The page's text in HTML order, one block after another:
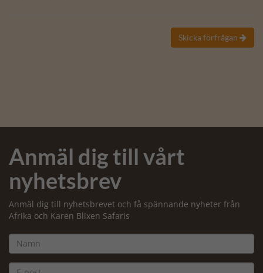
Skicka förfrågan 
Anmäl dig till vårt
nyhetsbrev
Anmäl dig till nyhetsbrevet och få spännande nyheter från
Afrika och Karen Blixen Safaris